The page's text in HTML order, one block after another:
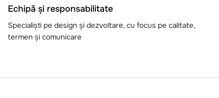
Echipă și responsabilitate
Specialiști pe design și dezvoltare, cu focus pe calitate,
termen și comunicare